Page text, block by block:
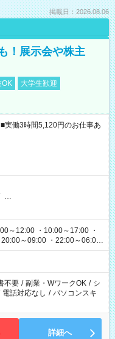
掲載日：2026.08.06
！展示会や株主
OK
大学生歓迎
働3時間5,120円のお仕事あ
…
～12:00 ・10:00～17:00 ・
～09:00 ・22:00～06:00
不要 / 副業・WワークOK / シ
電話対応なし / パソコンスキ
詳細へ